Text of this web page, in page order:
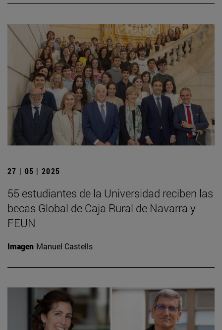
27 | 05 | 2025
55 estudiantes de la Universidad reciben las
becas Global de Caja Rural de Navarra y
FEUN
Imagen Manuel Castells